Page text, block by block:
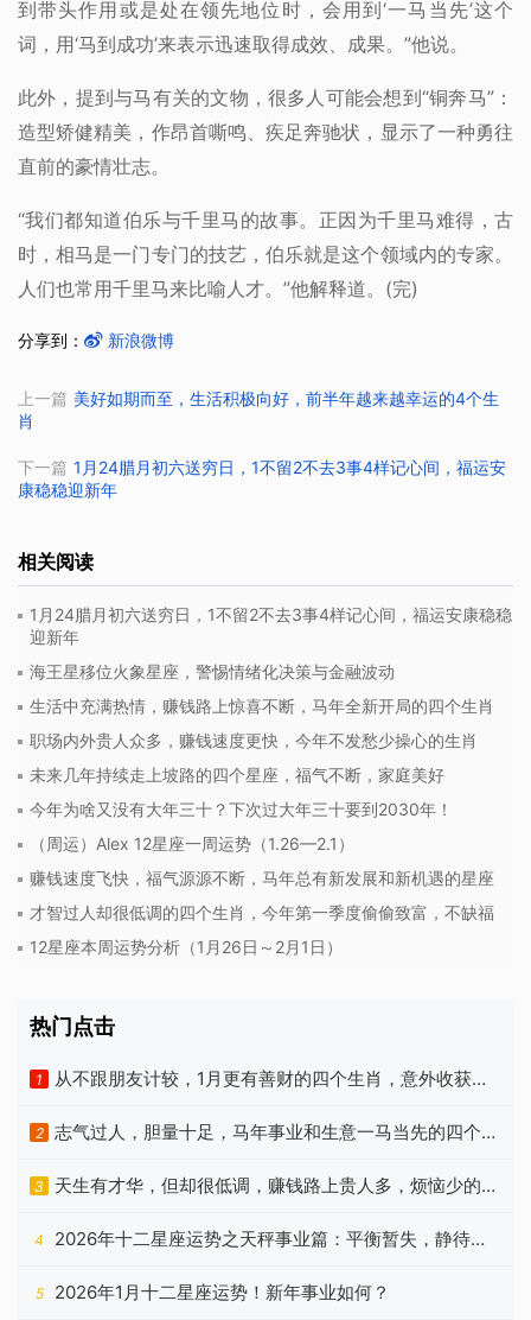
到带头作用或是处在领先地位时，会用到‘一马当先’这个
词，用‘马到成功’来表示迅速取得成效、成果。”他说。
此外，提到与马有关的文物，很多人可能会想到“铜奔马”：
造型矫健精美，作昂首嘶鸣、疾足奔驰状，显示了一种勇往
直前的豪情壮志。
“我们都知道伯乐与千里马的故事。正因为千里马难得，古
时，相马是一门专门的技艺，伯乐就是这个领域内的专家。
人们也常用千里马来比喻人才。”他解释道。(完)
分享到： 新浪微博
上一篇 美好如期而至，生活积极向好，前半年越来越幸运的4个生
肖
下一篇 1月24腊月初六送穷日，1不留2不去3事4样记心间，福运安
康稳稳迎新年
相关阅读
1月24腊月初六送穷日，1不留2不去3事4样记心间，福运安康稳稳
迎新年
海王星移位火象星座，警惕情绪化决策与金融波动
生活中充满热情，赚钱路上惊喜不断，马年全新开局的四个生肖
职场内外贵人众多，赚钱速度更快，今年不发愁少操心的生肖
未来几年持续走上坡路的四个星座，福气不断，家庭美好
今年为啥又没有大年三十？下次过大年三十要到2030年！
（周运）Alex 12星座一周运势（1.26—2.1）
赚钱速度飞快，福气源源不断，马年总有新发展和新机遇的星座
才智过人却很低调的四个生肖，今年第一季度偷偷致富，不缺福
12星座本周运势分析（1月26日～2月1日）
热门点击
1
从不跟朋友计较，1月更有善财的四个生肖，意外收获相
当多
2
志气过人，胆量十足，马年事业和生意一马当先的四个属
相
3
天生有才华，但却很低调，赚钱路上贵人多，烦恼少的3
个生肖
4
2026年十二星座运势之天秤事业篇：平衡暂失，静待云
5 2026年1月十二星座运势！新年事业如何？